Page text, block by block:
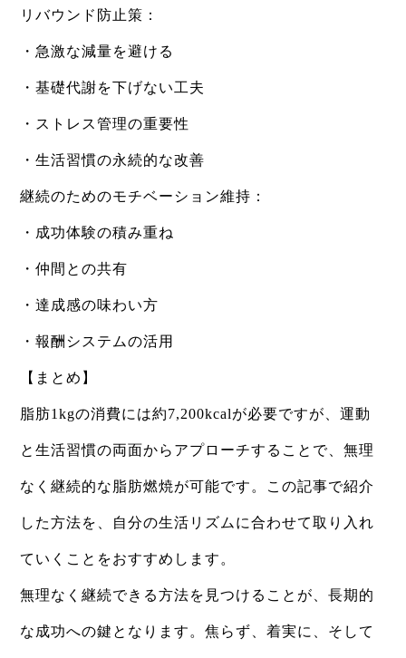
リバウンド防止策：
・急激な減量を避ける
・基礎代謝を下げない工夫
・ストレス管理の重要性
・生活習慣の永続的な改善
継続のためのモチベーション維持：
・成功体験の積み重ね
・仲間との共有
・達成感の味わい方
・報酬システムの活用
【まとめ】
脂肪1kgの消費には約7,200kcalが必要ですが、運動
と生活習慣の両面からアプローチすることで、無理
なく継続的な脂肪燃焼が可能です。この記事で紹介
した方法を、自分の生活リズムに合わせて取り入れ
ていくことをおすすめします。
無理なく継続できる方法を見つけることが、長期的
な成功への鍵となります。焦らず、着実に、そして